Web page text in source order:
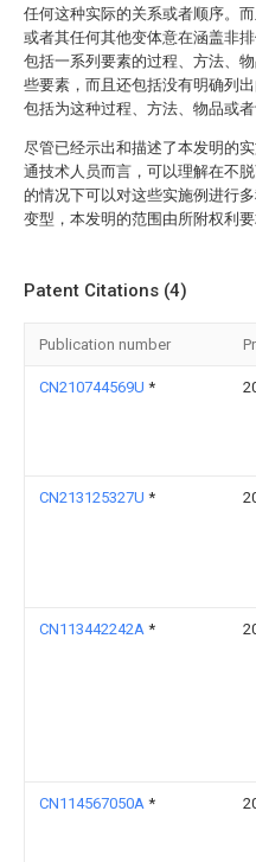
任何这种实际的关系或者顺序。而
或者其任何其他变体意在涵盖非
包括一系列要素的过程、方法、
些要素，而且还包括没有明确列
包括为这种过程、方法、物品或者
尽管已经示出和描述了本发明的
通技术人员而言，可以理解在不
的情况下可以对这些实施例进行
变型，本发明的范围由所附权利要
Patent Citations (4)
Publication number
CN210744569U *
CN213125327U *
CN113442242A *
CN114567050A *